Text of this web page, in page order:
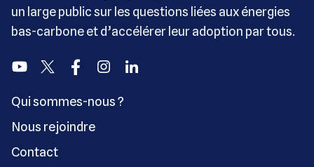
un large public sur les questions liées aux énergies
bas-carbone et d’accélérer leur adoption par tous.
YoutubeTwitter FacebookInstagramLinkedin
Qui sommes-nous ?
Nous rejoindre
Contact